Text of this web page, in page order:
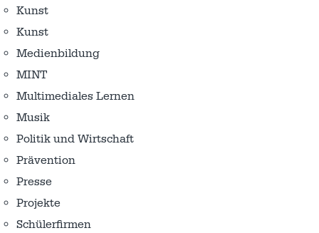
Kunst
Kunst
Medienbildung
MINT
Multimediales Lernen
Musik
Politik und Wirtschaft
Prävention
Presse
Projekte
Schülerfirmen